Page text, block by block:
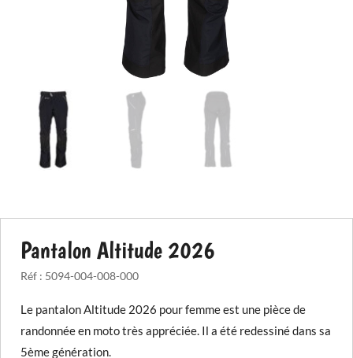
Pantalon Altitude 2026
Réf : 5094-004-008-000
Le pantalon Altitude 2026 pour femme est une pièce de
randonnée en moto très appréciée. Il a été redessiné dans sa
5ème génération.